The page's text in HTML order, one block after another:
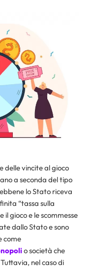
delle vincite al gioco
a seconda del tipo
lo Stato riceva
“tassa sulla
gioco e le scommesse
dallo Stato e sono
come
o società che
nel caso di